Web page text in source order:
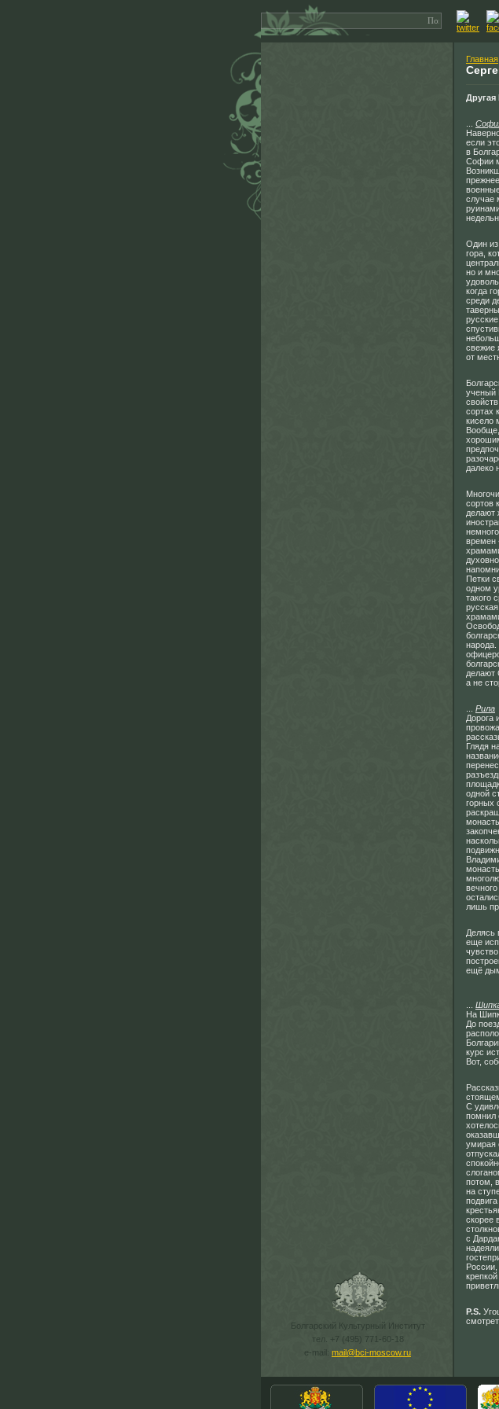
Болгарский Культурный Институт
тел. +7 (495) 771-60-18
e-mail: mail@bci-moscow.ru
Главная
Другая
если
в
Софии
случае
Один из
гора,
но и
когда
среди
свежие
от
ученый
сортах
кисело
далеко
сортов
делают
времен
Петки
одном
такого
делают
а не
Рила
Дорога
Глядя
одной
горных
лишь
Делясь
еще
ещё
На
До
курс
Вот,
С
помнил
умирая
потом,
на
скорее
с
P.S.